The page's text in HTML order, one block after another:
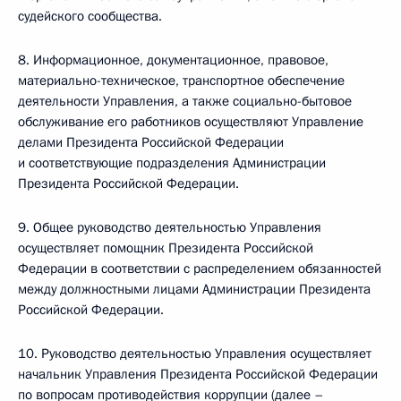
судейского сообщества.
8. Информационное, документационное, правовое,
материально-техническое, транспортное обеспечение
деятельности Управления, а также социально-бытовое
обслуживание его работников осуществляют Управление
делами Президента Российской Федерации
и соответствующие подразделения Администрации
Президента Российской Федерации.
9. Общее руководство деятельностью Управления
осуществляет помощник Президента Российской
Федерации в соответствии с распределением обязанностей
между должностными лицами Администрации Президента
Российской Федерации.
10. Руководство деятельностью Управления осуществляет
начальник Управления Президента Российской Федерации
по вопросам противодействия коррупции (далее –